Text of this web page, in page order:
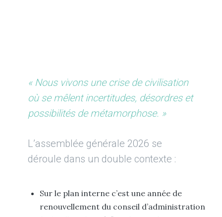
« Nous vivons une crise de civilisation
où se mêlent incertitudes, désordres et
possibilités de métamorphose. »
L’assemblée générale 2026 se
déroule dans un double contexte :
Sur le plan interne c’est une année de
renouvellement du conseil d’administration